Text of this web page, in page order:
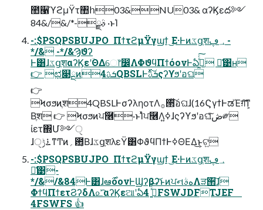
಺੡ϓϩμΫτ঺հ03&NU03& αʔϏεద༻
ࣄྫ-*/&/&84 ·ͱΊ
-:$PSQPSBUJPO  ΠϯτϩμΫγϣϯ ͜Ε·Ͱͷػցֶश؀ڥ -
*/& -*/&Ϡϑʔ
Ͱ͸ɺػցֶशαʔϏεʹؔΘΔେ෦෼ΛΦϑϥΠϯόονͰఏڙ͖ͯͨ͠ ྫ͑͹ʜ
👉 ಛ௃ྔͷܭࢉ4QBSLͰܭࢉͯ͠ςʔϒϧʹอଘ
👉
Ϟσϧͷֶश4QBSLͰσʔληοτΛ࡞੒ͯ͠อଘɺ(16ϚγϯͰಡΈग़͠ͳ͕
Βֶश 👉 Ϟσϧͷਪ࿦·ͱΊͯਪ࿦Λߦ͍ɺςʔϒϧʹอଘͯ͠ڞ༗
ίετ΍Մ༻ੑ
ɺ࠶ݱੑͳͲͷ؍఺͔ΒɺػցֶशλεΫ͸ΦϑϥΠϯͰߦΘΕΔ͜ͱ͕ଟ͍
-:$PSQPSBUJPO  ΠϯτϩμΫγϣϯ ͜Ε·Ͱͷػցֶश؀ڥ
ྫ͑͹-
*/&/&84Ͱ͸ɺఆ࣌όονͰϢʔβʔ͝ͱͷਪનهࣄΛੜ੒͠ɺ
ΦϯϥΠϯετϨʔδΛ௨ͯ͡αʔϏεଆʹఏڙ͍ͯͨ͠ 4FSWJDFTJEF
4FSWFS 👍